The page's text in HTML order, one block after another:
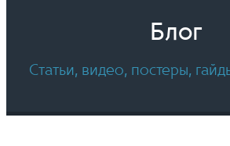
Блог
Статьи, видео, постеры,